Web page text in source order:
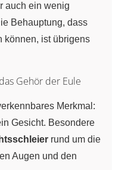
auch ein wenig
Behauptung, dass
können, ist übrigens
Gehör der Eule
Merkmal:
Gesicht. Besondere
rund um die
Augen und den